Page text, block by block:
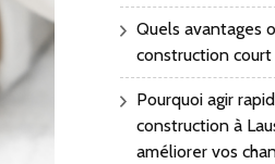
Quels avantages
construction
Pourquoi agir
construction à
améliorer vos